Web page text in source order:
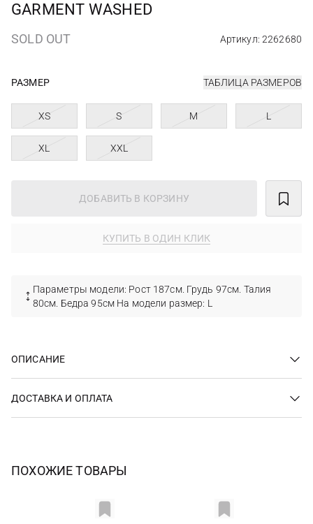
GARMENT WASHED
SOLD OUT Артикул: 2262680
РАЗМЕР ТАБЛИЦА РАЗМЕРОВ
XS S M L
XL XXL
ДОБАВИТЬ В КОРЗИНУ
КУПИТЬ В ОДИН КЛИК
Параметры модели: Рост 187см. Грудь 97см. Талия
80см. Бедра 95см На модели размер: L
ОПИСАНИЕ
ДОСТАВКА И ОПЛАТА
ПОХОЖИЕ ТОВАРЫ